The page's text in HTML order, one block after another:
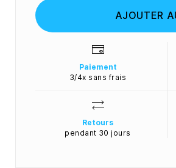
AJOUTER
Paiement
3/4x sans frais
Retours
pendant 30 jours